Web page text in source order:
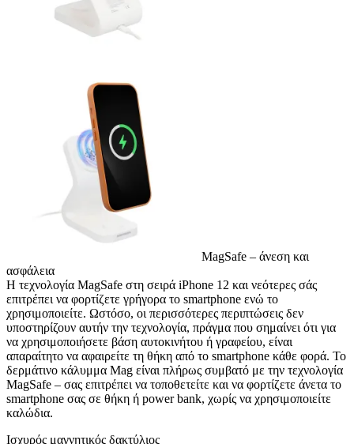
MagSafe – άνεση και
ασφάλεια
Η τεχνολογία MagSafe στη σειρά iPhone 12 και νεότερες σάς
επιτρέπει να φορτίζετε γρήγορα το smartphone ενώ το
χρησιμοποιείτε. Ωστόσο, οι περισσότερες περιπτώσεις δεν
υποστηρίζουν αυτήν την τεχνολογία, πράγμα που σημαίνει ότι για
να χρησιμοποιήσετε βάση αυτοκινήτου ή γραφείου, είναι
απαραίτητο να αφαιρείτε τη θήκη από το smartphone κάθε φορά. Το
δερμάτινο κάλυμμα Mag είναι πλήρως συμβατό με την τεχνολογία
MagSafe – σας επιτρέπει να τοποθετείτε και να φορτίζετε άνετα το
smartphone σας σε θήκη ή power bank, χωρίς να χρησιμοποιείτε
καλώδια.
Ισχυρός μαγνητικός δακτύλιος